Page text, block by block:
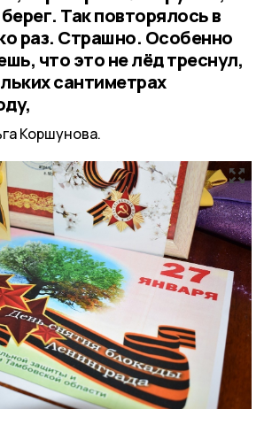
Так повторялось в
раз. Страшно. Особенно
что это не лёд треснул,
сантиметрах
Коршунова.